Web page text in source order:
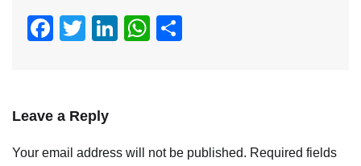
Facebook
TwitterLinkedIn
WhatsApp
Leave a Reply
Your email address will not be published. Required fields